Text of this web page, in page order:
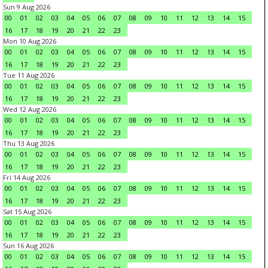
Sun 9 Aug 2026
00
01 02 03 04 05 06 07 08 09 10 11 12 13 14
15
16
17 18 19 20 21 22
23
Mon 10 Aug 2026
00
01 02 03 04 05 06 07 08 09 10 11 12 13 14
15
16
17 18 19 20 21 22
23
Tue 11 Aug 2026
00
01 02 03 04 05 06 07 08 09 10 11 12 13 14
15
16
17 18 19 20 21 22
23
Wed 12 Aug 2026
00
01 02 03 04 05 06 07 08 09 10 11 12 13 14
15
16
17 18 19 20 21 22
23
Thu 13 Aug 2026
00
01 02 03 04 05 06 07 08 09 10 11 12 13 14
15
16
17 18 19 20 21 22
23
Fri 14 Aug 2026
00
01 02 03 04 05 06 07 08 09 10 11 12 13 14
15
16
17 18 19 20 21 22
23
Sat 15 Aug 2026
00
01 02 03 04 05 06 07 08 09 10 11 12 13 14
15
16
17 18 19 20 21 22
23
Sun 16 Aug 2026
00
01 02 03 04 05 06 07 08 09 10 11 12 13 14
15